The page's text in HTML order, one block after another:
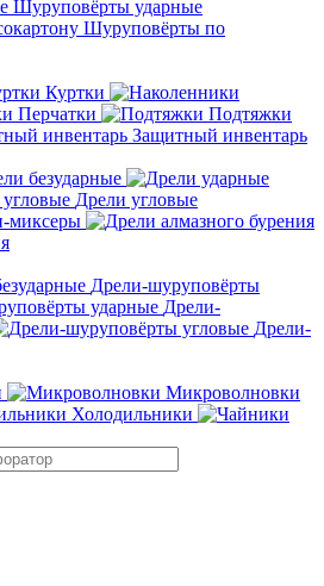
Шуруповёрты ударные
Шуруповёрты по
Куртки
Перчатки
Подтяжки
Защитный инвентарь
безударные
Дрели угловые
миксеры
Дрели-шуруповёрты
Дрели-
Дрели-
Микроволновки
Холодильники